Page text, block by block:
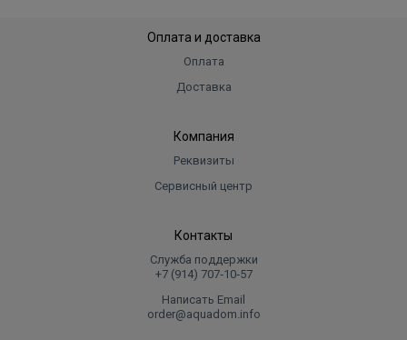
Оплата и доставка
Оплата
Доставка
Компания
Реквизиты
Сервисный центр
Контакты
Служба поддержки
+7 (914) 707‑10‑57
Написать Email
order@aquadom.info